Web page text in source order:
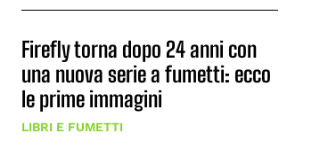
Firefly torna dopo 24 anni con
una nuova serie a fumetti: ecco
le prime immagini
LIBRI E FUMETTI